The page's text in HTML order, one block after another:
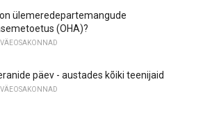
ülemeredepartemangude
(OHA)?
päev - austades kõiki teenijaid